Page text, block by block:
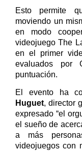
Esto permite
moviendo un
en modo
videojuego The
en el primer
evaluados por
puntuación.
El evento ha
Huguet, director
expresado “el
el sueño de
a más
videojuegos con